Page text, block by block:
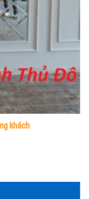
khách